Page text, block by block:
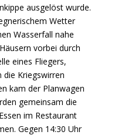
ausgelöst wurde.
Wetter
Wasserfall nahe
vorbei durch
eines Fliegers,
die Kriegswirren
kam der Planwagen
gemeinsam die
im Restaurant
Gegen 14:30 Uhr